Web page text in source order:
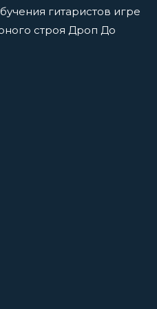
аккорды для
для гитары
гитаристов игре
строя Дроп До